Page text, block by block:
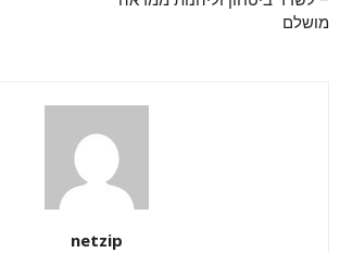
מושלם
netzip